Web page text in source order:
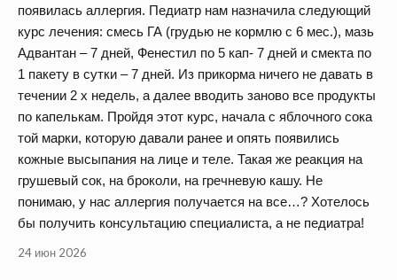
появилась аллергия. Педиатр нам назначила следующий
курс лечения: смесь ГА (грудью не кормлю с 6 мес.), мазь
Адвантан – 7 дней, Фенестил по 5 кап- 7 дней и смекта по
1 пакету в сутки – 7 дней. Из прикорма ничего не давать в
течении 2 х недель, а далее вводить заново все продукты
по капелькам. Пройдя этот курс, начала с яблочного сока
той марки, которую давали ранее и опять появились
кожные высыпания на лице и теле. Такая же реакция на
грушевый сок, на броколи, на гречневую кашу. Не
понимаю, у нас аллергия получается на все…? Хотелось
бы получить консультацию специалиста, а не педиатра!
24 июн 2026